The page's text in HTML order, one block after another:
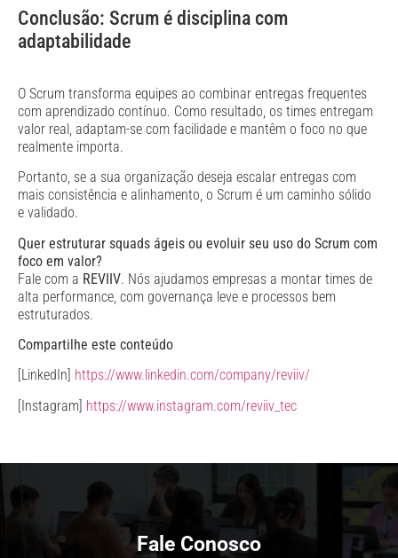
Conclusão: Scrum é disciplina com
adaptabilidade
O Scrum transforma equipes ao combinar entregas frequentes
com aprendizado contínuo. Como resultado, os times entregam
valor real, adaptam-se com facilidade e mantêm o foco no que
realmente importa.
Portanto, se a sua organização deseja escalar entregas com
mais consistência e alinhamento, o Scrum é um caminho sólido
e validado.
Quer estruturar squads ágeis ou evoluir seu uso do Scrum com
foco em valor?
Fale com a REVIIV. Nós ajudamos empresas a montar times de
alta performance, com governança leve e processos bem
estruturados.
Compartilhe este conteúdo
[LinkedIn] https://www.linkedin.com/company/reviiv/
[Instagram] https://www.instagram.com/reviiv_tec
Fale Conosco